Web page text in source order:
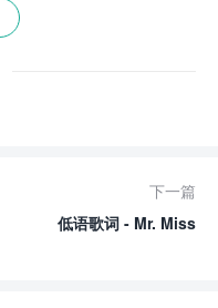
下一篇
低语歌词 - Mr. Miss